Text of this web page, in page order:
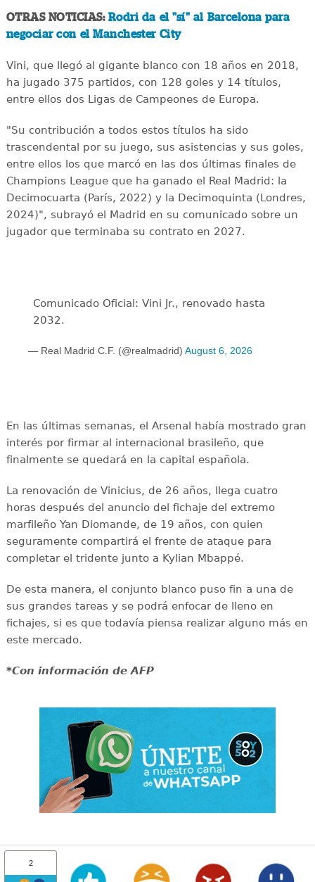
OTRAS NOTICIAS: Rodri da el "sí" al Barcelona para
negociar con el Manchester City
Vini, que llegó al gigante blanco con 18 años en 2018,
ha jugado 375 partidos, con 128 goles y 14 títulos,
entre ellos dos Ligas de Campeones de Europa.
"Su contribución a todos estos títulos ha sido
trascendental por su juego, sus asistencias y sus goles,
entre ellos los que marcó en las dos últimas finales de
Champions League que ha ganado el Real Madrid: la
Decimocuarta (París, 2022) y la Decimoquinta (Londres,
2024)", subrayó el Madrid en su comunicado sobre un
jugador que terminaba su contrato en 2027.
Comunicado Oficial: Vini Jr., renovado hasta
2032.
— Real Madrid C.F. (@realmadrid) August 6, 2026
En las últimas semanas, el Arsenal había mostrado gran
interés por firmar al internacional brasileño, que
finalmente se quedará en la capital española.
La renovación de Vinicius, de 26 años, llega cuatro
horas después del anuncio del fichaje del extremo
marfileño Yan Diomande, de 19 años, con quien
seguramente compartirá el frente de ataque para
completar el tridente junto a Kylian Mbappé.
De esta manera, el conjunto blanco puso fin a una de
sus grandes tareas y se podrá enfocar de lleno en
fichajes, si es que todavía piensa realizar alguno más en
este mercado.
*Con información de AFP
2